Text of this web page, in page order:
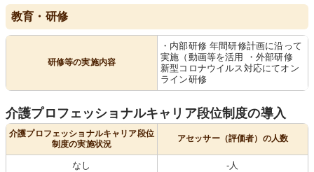
教育・研修
研修等の実施内容
・内部研修 年間研修計画に沿って
実施（動画等を活用 ・外部研修
新型コロナウイルス対応にてオン
ライン研修
介護プロフェッショナルキャリア段位制度の導入
介護プロフェッショナルキャリア段位
制度の実施状況
アセッサー（評価者）の人数
なし -人